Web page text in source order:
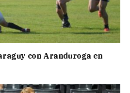
con Aranduroga en